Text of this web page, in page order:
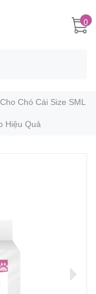
0
Chó Cái Size SML
Hiệu Quả